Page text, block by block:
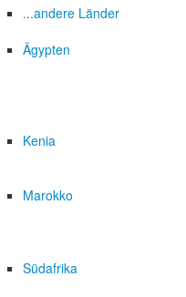
...andere Länder
Ägypten
Kenia
Marokko
Südafrika